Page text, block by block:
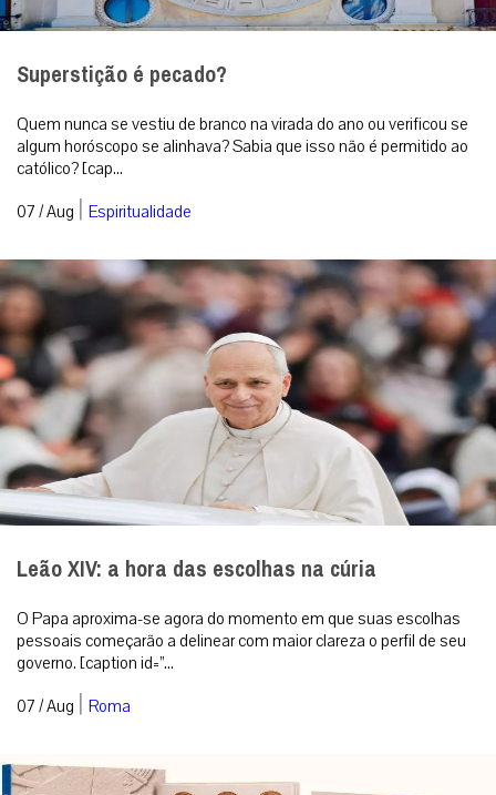
Superstição é pecado?
Quem nunca se vestiu de branco na virada do ano ou verificou se
algum horóscopo se alinhava? Sabia que isso não é permitido ao
católico? [cap...
07 / Aug | Espiritualidade
Leão XIV: a hora das escolhas na cúria
O Papa aproxima-se agora do momento em que suas escolhas
pessoais começarão a delinear com maior clareza o perfil de seu
governo. [caption id=”...
07 / Aug | Roma